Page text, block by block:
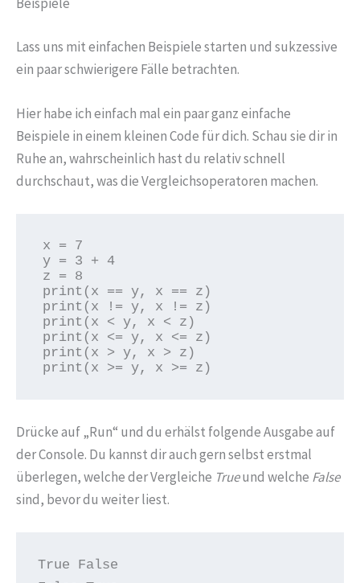
Lass uns mit einfachen Beispiele starten und sukzessive
ein paar schwierigere Fälle betrachten.
Hier habe ich einfach mal ein paar ganz einfache
Beispiele in einem kleinen Code für dich. Schau sie dir in
Ruhe an, wahrscheinlich hast du relativ schnell
durchschaut, was die Vergleichsoperatoren machen.
x = 7
y = 3 + 4
z = 8
print(x == y, x == z)
print(x != y, x != z)
print(x < y, x < z)
print(x <= y, x <= z)
print(x > y, x > z)
print(x >= y, x >= z)
Drücke auf „Run“ und du erhälst folgende Ausgabe auf
der Console. Du kannst dir auch gern selbst erstmal
überlegen, welche der Vergleiche Trueund welche False
sind, bevor du weiter liest.
True False